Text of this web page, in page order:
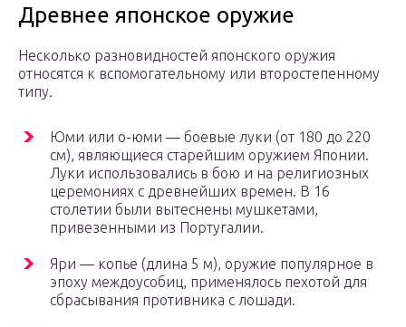
Древнее японское оружие
Несколько разновидностей японского оружия
относятся к вспомогательному или второстепенному
типу.
Юми или о-юми — боевые луки (от 180 до 220
см), являющиеся старейшим оружием Японии.
Луки использовались в бою и на религиозных
церемониях с древнейших времен. В 16
столетии были вытеснены мушкетами,
привезенными из Португалии.
Яри — копье (длина 5 м), оружие популярное в
эпоху междоусобиц, применялось пехотой для
сбрасывания противника с лошади.